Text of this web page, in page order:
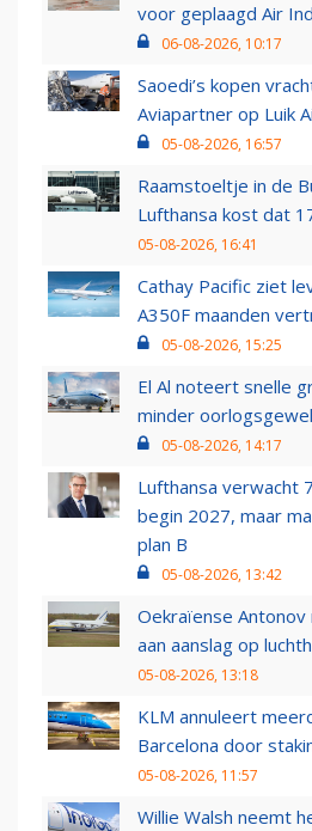
voor geplaagd Air
06-08-2026, 10:17
Saoedi’s kopen
Aviapartner op Luik
05-08-2026, 16:57
Raamstoeltje in de
Lufthansa kost dat
05-08-2026, 16:41
Cathay Pacific ziet
A350F maanden
05-08-2026, 15:25
El Al noteert snelle
minder
05-08-2026, 14:17
Lufthansa verwacht
begin 2027, maar
plan B
05-08-2026, 13:42
Oekraïense
aan aanslag op
05-08-2026, 13:18
KLM annuleert
Barcelona door
05-08-2026, 11:57
Willie Walsh neemt